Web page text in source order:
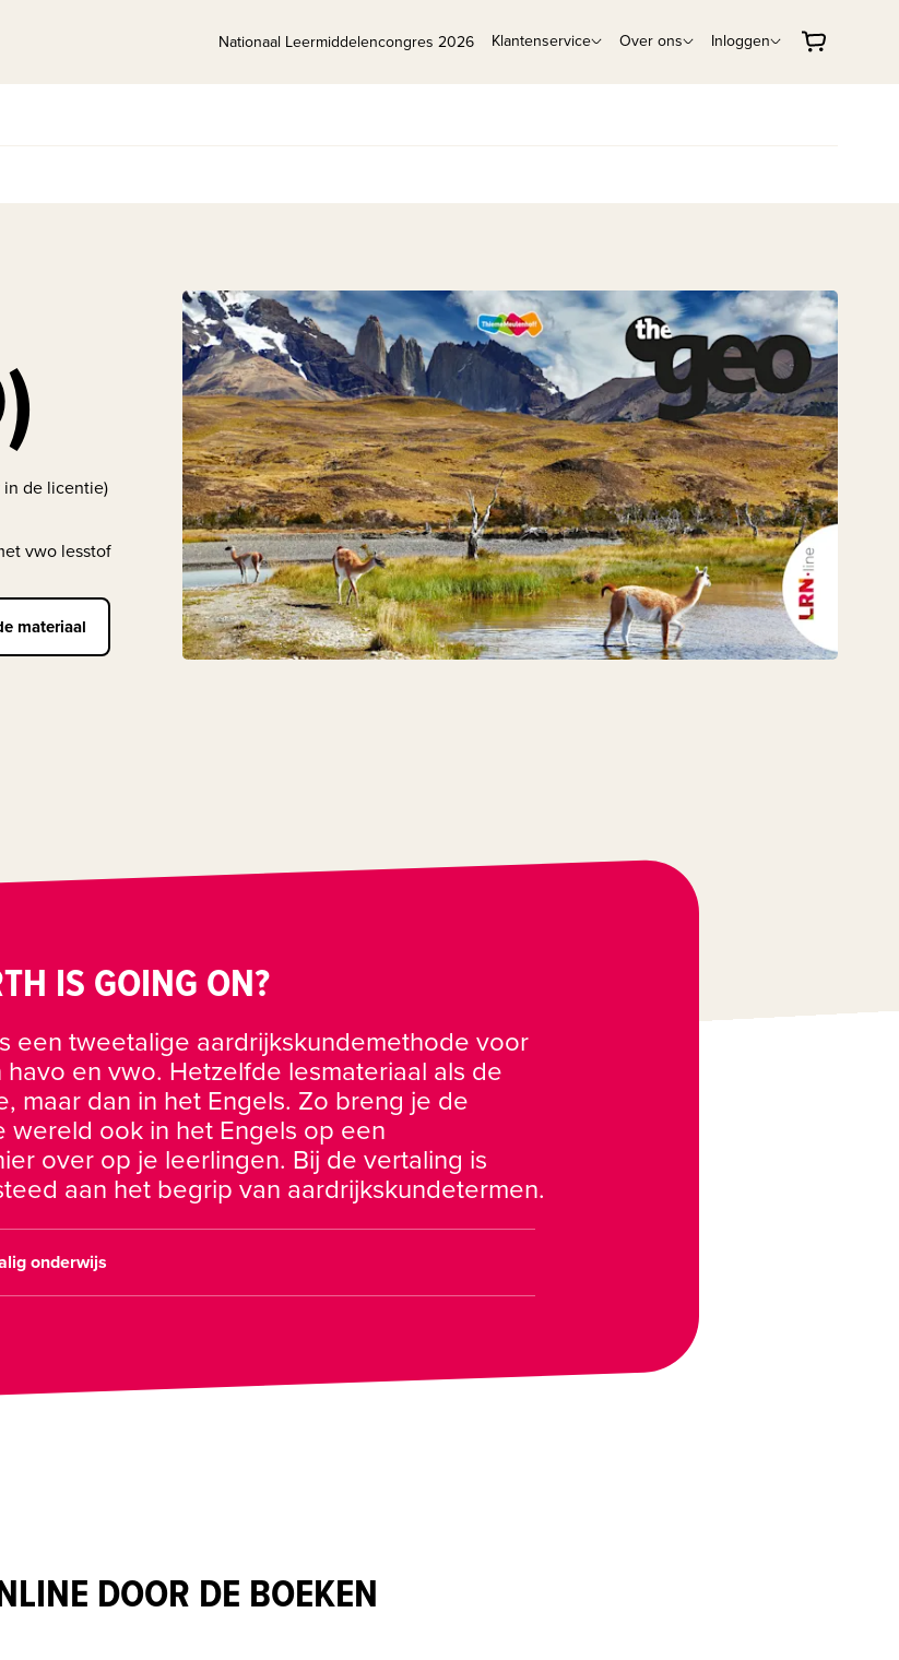
Nationaal Leermiddelencongres 2026 Klantenservice Over ons Inloggen
in de licentie)
vwo lesstof
materiaal
IS GOING ON?
een tweetalige aardrijkskundemethode voor
en vwo. Hetzelfde lesmateriaal als de
maar dan in het Engels. Zo breng je de
wereld ook in het Engels op een
over op je leerlingen. Bij de vertaling is
onderwijs
DOOR DE BOEKEN